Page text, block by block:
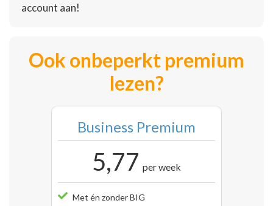
account aan!
Ook onbeperkt premium
lezen?
Business Premium
5,77 per week
Met én zonder BIG